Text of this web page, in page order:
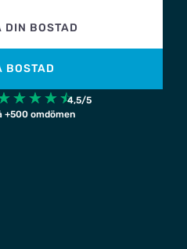
DIN BOSTAD
BOSTAD
☆☆☆☆4,5/5
+500 omdömen